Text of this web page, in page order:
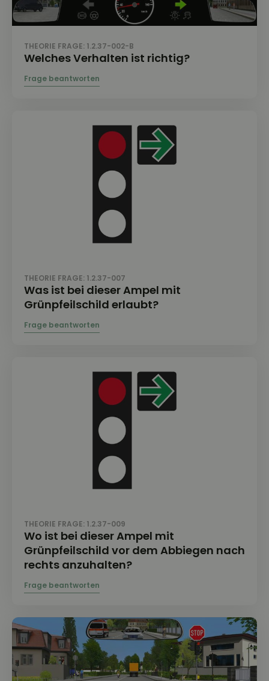
THEORIE FRAGE: 1.2.37-002-B
Welches Verhalten ist richtig?
THEORIE FRAGE: 1.2.37-007
Was ist bei dieser Ampel mit
Grünpfeilschild erlaubt?
THEORIE FRAGE: 1.2.37-009
Wo ist bei dieser Ampel mit
Grünpfeilschild vor dem Abbiegen nach
rechts anzuhalten?